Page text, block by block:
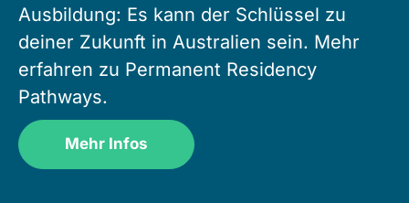
Ausbildung: Es kann der Schlüssel zu
deiner Zukunft in Australien sein. Mehr
erfahren zu Permanent Residency
Pathways.
Mehr Infos